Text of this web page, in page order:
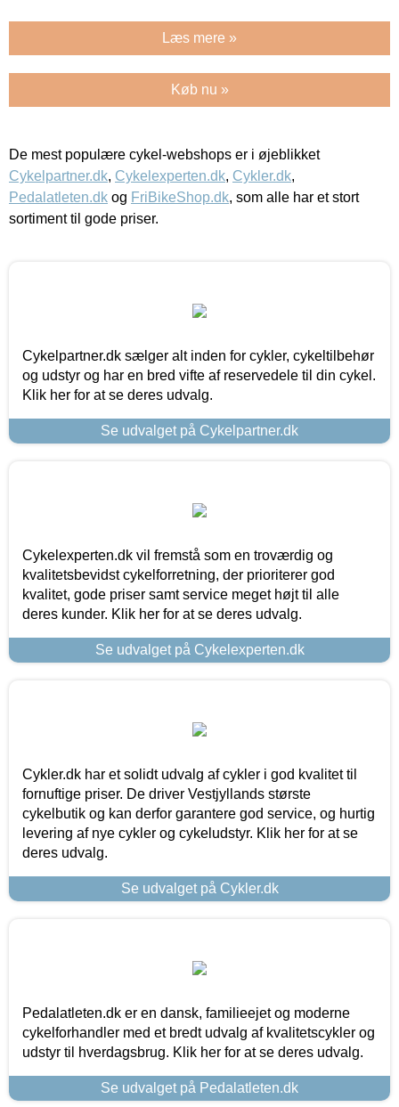
Læs mere »
Køb nu »
De mest populære cykel-webshops er i øjeblikket
Cykelpartner.dk, Cykelexperten.dk, Cykler.dk,
Pedalatleten.dk og FriBikeShop.dk, som alle har et stort
sortiment til gode priser.
Cykelpartner.dk sælger alt inden for cykler, cykeltilbehør
og udstyr og har en bred vifte af reservedele til din cykel.
Klik her for at se deres udvalg.
Se udvalget på Cykelpartner.dk
Cykelexperten.dk vil fremstå som en troværdig og
kvalitetsbevidst cykelforretning, der prioriterer god
kvalitet, gode priser samt service meget højt til alle
deres kunder. Klik her for at se deres udvalg.
Se udvalget på Cykelexperten.dk
Cykler.dk har et solidt udvalg af cykler i god kvalitet til
fornuftige priser. De driver Vestjyllands største
cykelbutik og kan derfor garantere god service, og hurtig
levering af nye cykler og cykeludstyr. Klik her for at se
deres udvalg.
Se udvalget på Cykler.dk
Pedalatleten.dk er en dansk, familieejet og moderne
cykelforhandler med et bredt udvalg af kvalitetscykler og
udstyr til hverdagsbrug. Klik her for at se deres udvalg.
Se udvalget på Pedalatleten.dk